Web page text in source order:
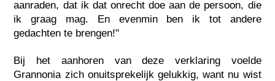
aanraden, dat ik dat onrecht doe aan de persoon, die
ik graag mag. En evenmin ben ik tot andere
gedachten te brengen!"
Bij het aanhoren van deze verklaring voelde
Grannonia zich onuitsprekelijk gelukkig, want nu wist